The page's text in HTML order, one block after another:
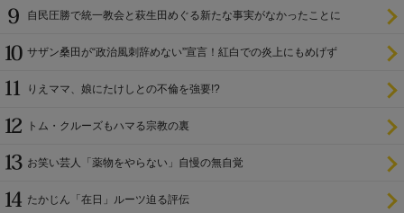
自民圧勝で統一教会と萩生田めぐる新たな事実がなかったことに
サザン桑田が“政治風刺辞めない”宣言！紅白での炎上にもめげず
りえママ、娘にたけしとの不倫を強要!?
トム・クルーズもハマる宗教の裏
お笑い芸人「薬物をやらない」自慢の無自覚
たかじん「在日」ルーツ迫る評伝